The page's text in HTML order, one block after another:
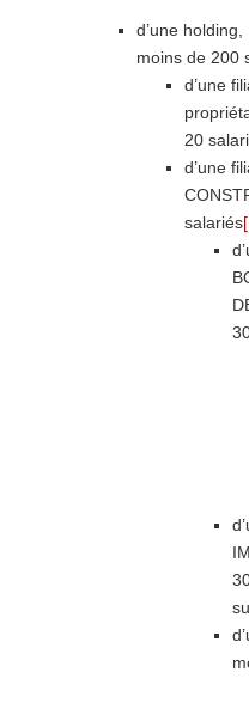
d’une
moins de 200
d’une
20
d’une
salariés